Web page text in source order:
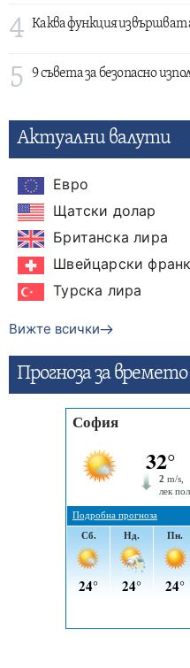
4 Каква функция
5 9 съвета за безопасно
Актуални валути
Евро
Щатски долар
Британска лира
Швейцарски франк
Турска лира
Вижте всички
Прогнозa за времето